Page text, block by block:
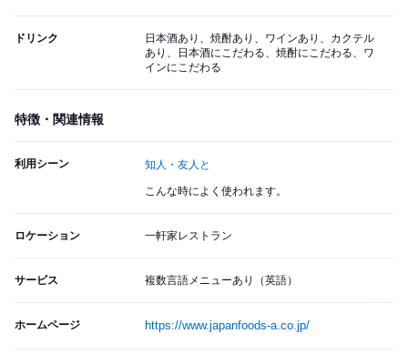
ドリンク
日本酒あり、焼酎あり、ワインあり、カクテル
あり、日本酒にこだわる、焼酎にこだわる、ワ
インにこだわる
特徴・関連情報
利用シーン 知人・友人と
こんな時によく使われます。
ロケーション 一軒家レストラン
サービス 複数言語メニューあり（英語）
ホームページ https://www.japanfoods-a.co.jp/